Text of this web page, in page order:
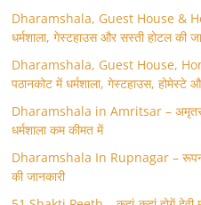
Dharamshala, Guest House &
धर्मशाला, गेस्टहाउस और सस्ती होटल की
Dharamshala, Guest House,
पठानकोट में धर्मशाला, गेस्टहाउस, होमेस्टे
Dharamshala in Amritsar – अमृतसर
धर्मशाला कम कीमत में
Dharamshala In Rupnagar –
की जानकारी